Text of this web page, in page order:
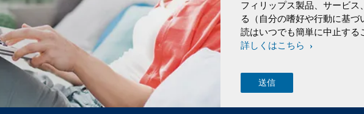
フィリップス製品、サービ
る（自分の嗜好や行動に基
読はいつでも簡単に中止する
詳しくはこちら